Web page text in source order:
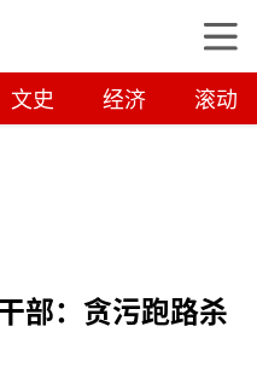
文史 经济 滚动
部：贪污跑路杀